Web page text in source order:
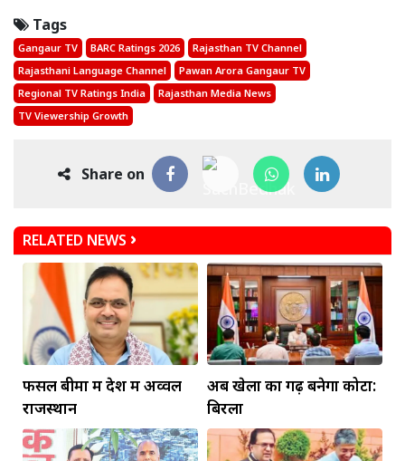
Tags
Gangaur TV BARC Ratings 2026
Rajasthan TV Channel
Rajasthani Language Channel
Pawan Arora Gangaur TV
Regional TV Ratings India
Rajasthan Media News
TV Viewership Growth
Share on
RELATED NEWS
फसल बीमा में देश में अव्वल
राजस्थान
अब खेलों का गढ़ बनेगा कोटा:
बिरला